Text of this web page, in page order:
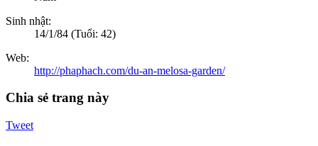
Sinh nhật:
14/1/84 (Tuổi: 42)
Web:
http://phaphach.com/du-an-melosa-garden/
Chia sẻ trang này
Tweet